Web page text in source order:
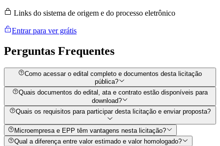
Links do sistema de origem e do processo eletrônico
Entrar para ver grátis
Perguntas Frequentes
Como acessar o edital completo e documentos desta licitação
pública?
Quais documentos do edital, ata e contrato estão disponíveis para
download?
Quais os requisitos para participar desta licitação e enviar proposta?
Microempresa e EPP têm vantagens nesta licitação?
Qual a diferença entre valor estimado e valor homologado?